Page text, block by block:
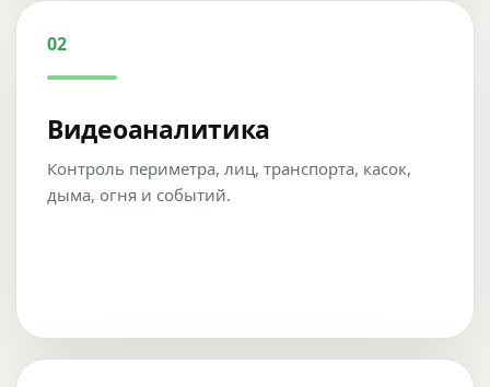
02
Видеоаналитика
Контроль периметра, лиц, транспорта, касок,
дыма, огня и событий.